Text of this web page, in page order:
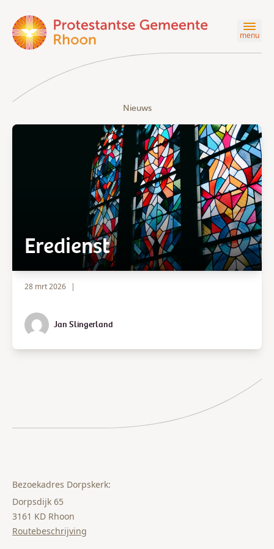
menu
Nieuws
Eredienst
28 mrt 2026 |
Jan Slingerland
Bezoekadres Dorpskerk:
Dorpsdijk 65
3161 KD Rhoon
Routebeschrijving